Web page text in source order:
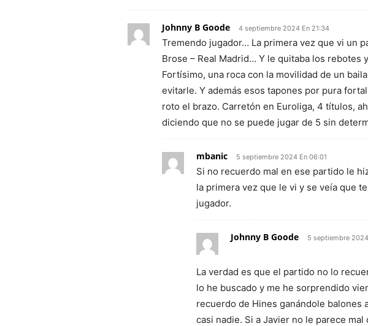
Johnny B Goode 4 septiembre 2024 En 21:34
Tremendo jugador… La primera vez que vi un
Brose – Real Madrid… Y le quitaba los rebotes
Fortísimo, una roca con la movilidad de un
evitarle. Y además esos tapones por pura
roto el brazo. Carretón en Euroliga, 4 títulos,
diciendo que no se puede jugar de 5 sin
mbanic 5 septiembre 2024 En 06:01
Si no recuerdo mal en ese partido le
la primera vez que le vi y se veía que
jugador.
Johnny B Goode 5 septiembre
La verdad es que el partido no lo
lo he buscado y me he sorprendido
recuerdo de Hines ganándole balones
casi nadie. Si a Javier no le parece